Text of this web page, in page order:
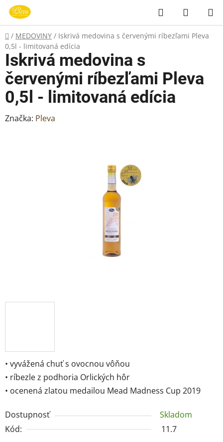
Prejsť
obsah
Hľadať
KOŠÍK
Domov
/ MEDOVINY / Iskrivá medovina s červenými ríbezľami Pleva
0,5l - limitovaná edícia
• vyvážená chuť s ovocnou vôňou
• ríbezle z podhoria Orlických hôr
• ocenená zlatou medailou Mead Madness Cup 2019
Dostupnosť
Skladom
Kód:
11.7
Iskrivá medovina s
červenými ríbezľami Pleva
0,5l - limitovaná edícia
Značka: Pleva